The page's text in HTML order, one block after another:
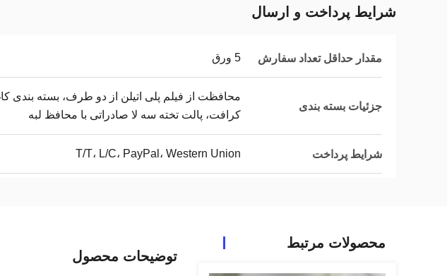
شرایط پرداخت و ارسال
مقدار حداقل تعداد سفارش 5 ورق
جزئیات بسته بندی
محافظت از فیلم پلی اتیلن از دو طرف، بسته بندی
کرافت، پالت تخته سه لا صادراتی با محافظ لبه
شرایط پرداخت T/T، L/C، PayPal، Western Union
محصولات مرتبط
توضیحات محصول